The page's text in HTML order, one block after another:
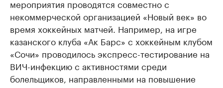
мероприятия проводятся совместно с
некоммерческой организацией «Новый век» во
время хоккейных матчей. Например, на игре
казанского клуба «Ак Барс» с хоккейным клубом
«Сочи» проводилось экспресс-тестирование на
ВИЧ-инфекцию с активностями среди
болельщиков, направленными на повышение